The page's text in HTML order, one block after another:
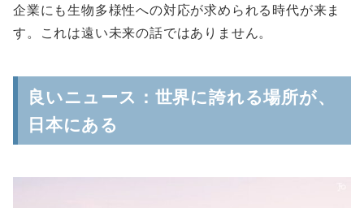
企業にも生物多様性への対応が求められる時代が来ま
す。これは遠い未来の話ではありません。
良いニュース：世界に誇れる場所が、
日本にある